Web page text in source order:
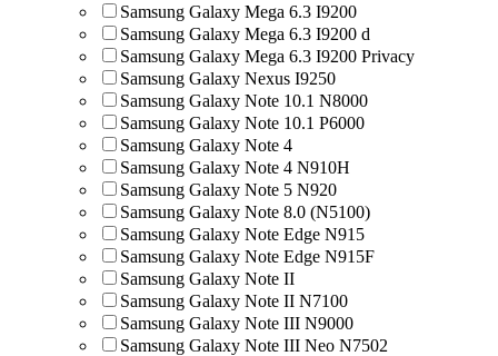
Samsung Galaxy Mega 6.3 I9200
Samsung Galaxy Mega 6.3 I9200 d
Samsung Galaxy Mega 6.3 I9200 Privacy
Samsung Galaxy Nexus I9250
Samsung Galaxy Note 10.1 N8000
Samsung Galaxy Note 10.1 P6000
Samsung Galaxy Note 4
Samsung Galaxy Note 4 N910H
Samsung Galaxy Note 5 N920
Samsung Galaxy Note 8.0 (N5100)
Samsung Galaxy Note Edge N915
Samsung Galaxy Note Edge N915F
Samsung Galaxy Note II
Samsung Galaxy Note II N7100
Samsung Galaxy Note III N9000
Samsung Galaxy Note III Neo N7502